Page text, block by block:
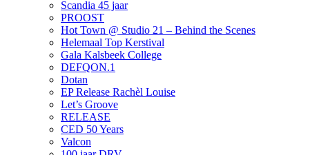
Scandia 45 jaar
PROOST
Hot Town @ Studio 21 – Behind the Scenes
Helemaal Top Kerstival
Gala Kalsbeek College
DEFQON.1
Dotan
EP Release Rachèl Louise
Let’s Groove
RELEASE
CED 50 Years
Valcon